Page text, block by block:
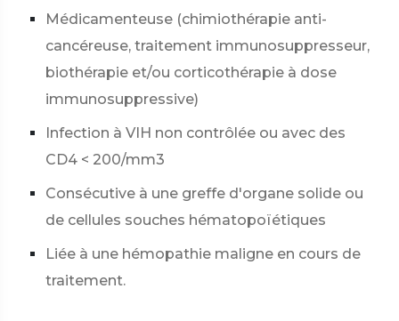
Médicamenteuse (chimiothérapie anti-
cancéreuse, traitement immunosuppresseur,
biothérapie et/ou corticothérapie à dose
immunosuppressive)
Infection à VIH non contrôlée ou avec des
CD4 < 200/mm3
Consécutive à une greffe d'organe solide ou
de cellules souches hématopoïétiques
Liée à une hémopathie maligne en cours de
traitement.